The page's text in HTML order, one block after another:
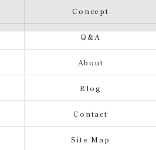
Concept
Q&A
About
Blog
Contact
Site Map